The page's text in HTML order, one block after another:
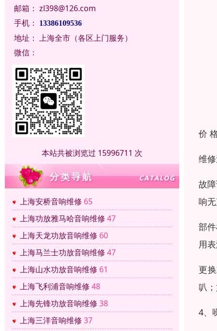
邮箱： zl398@126.com
手机：
13386109536
地址： 上海全市（各区上门服务）
微信：
本站共被浏览过 15996711 次
上海安桥音响维修 65
上海功放雅马哈音响维修 47
上海天龙功放音响维修 60
上海马兰士功放音响维修 47
上海山水功放音响维修 61
上海飞利浦音响维修 48
上海先锋功放音响维修 38
上海三洋音响维修 37
价
维
故
响
部
用
更
叭
4、